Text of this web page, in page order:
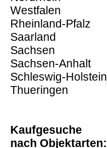
Westfalen
Rheinland-Pfalz
Saarland
Sachsen
Sachsen-Anhalt
Schleswig-Holstein
Thueringen
Kaufgesuche
nach Objektarten: